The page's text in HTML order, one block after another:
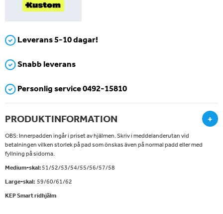
Leverans 5-10 dagar!
Snabb leverans
Personlig service 0492-15810
PRODUKTINFORMATION +
OBS: Innerpadden ingår i priset av hjälmen. Skriv i meddelanderutan vid
betalningen vilken storlek på pad som önskas även på normal padd eller med
fyllning på sidorna.
Medium-skal:51/52/53/54/55/56/57/58
Large-skal: 59/60/61/62
KEP Smart ridhjälm